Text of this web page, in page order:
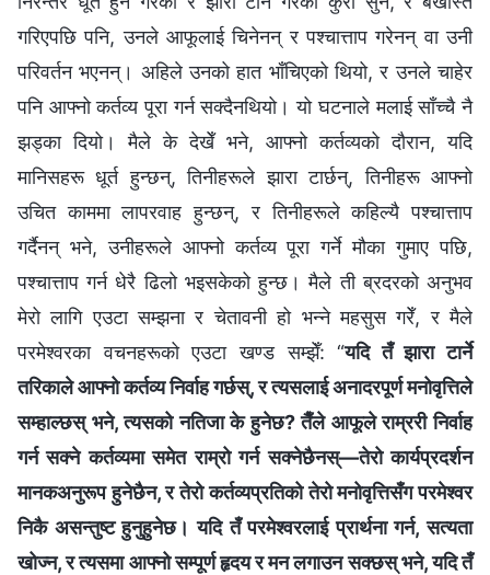
गरिएपछि पनि, उनले आफूलाई चिनेनन् र पश्चात्ताप गरेनन् वा उनी
परिवर्तन भएनन्। अहिले उनको हात भाँचिएको थियो, र उनले चाहेर
पनि आफ्नो कर्तव्य पूरा गर्न सक्दैनथियो। यो घटनाले मलाई साँच्चै नै
झड्का दियो। मैले के देखेँ भने, आफ्नो कर्तव्यको दौरान, यदि
मानिसहरू धूर्त हुन्छन्, तिनीहरूले झारा टार्छन्, तिनीहरू आफ्नो
उचित काममा लापरवाह हुन्छन्, र तिनीहरूले कहिल्यै पश्चात्ताप
गर्दैनन् भने, उनीहरूले आफ्नो कर्तव्य पूरा गर्ने मौका गुमाए पछि,
पश्चात्ताप गर्न धेरै ढिलो भइसकेको हुन्छ। मैले ती ब्रदरको अनुभव
मेरो लागि एउटा सम्झना र चेतावनी हो भन्ने महसुस गरेँ, र मैले
परमेश्‍वरका वचनहरूको एउटा खण्ड सम्झेँ: “यदि तँ झारा टार्ने
तरिकाले आफ्नो कर्तव्य निर्वाह गर्छस्, र त्यसलाई अनादरपूर्ण मनोवृत्तिले
सम्हाल्छस् भने, त्यसको नतिजा के हुनेछ? तैँले आफूले राम्ररी निर्वाह
गर्न सक्ने कर्तव्यमा समेत राम्रो गर्न सक्नेछैनस्—तेरो कार्यप्रदर्शन
मानकअनुरूप हुनेछैन, र तेरो कर्तव्यप्रतिको तेरो मनोवृत्तिसँग परमेश्‍वर
निकै असन्तुष्ट हुनुहुनेछ। यदि तँ परमेश्‍वरलाई प्रार्थना गर्न, सत्यता
खोज्न, र त्यसमा आफ्नो सम्पूर्ण हृदय र मन लगाउन सक्छस् भने, यदि तँ